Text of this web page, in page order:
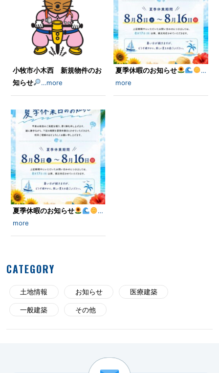
小牧市小木西 新規物件のお
知らせ
…more
夏季休暇のお知らせ
…
more
夏季休暇のお知らせ
…
more
CATEGORY
土地情報 お知らせ 医療建築
一般建築 その他